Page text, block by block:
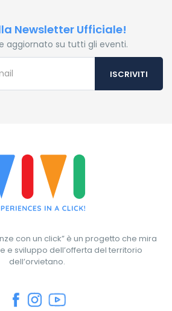
Newsletter Ufficiale!
aggiornato su tutti gli eventi.
con un click” è un progetto che mira
e sviluppo dell’offerta del territorio
dell’orvietano.